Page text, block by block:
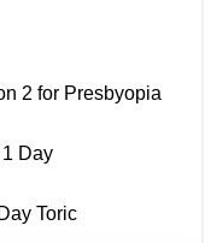
2 for Presbyopia
Day
Toric